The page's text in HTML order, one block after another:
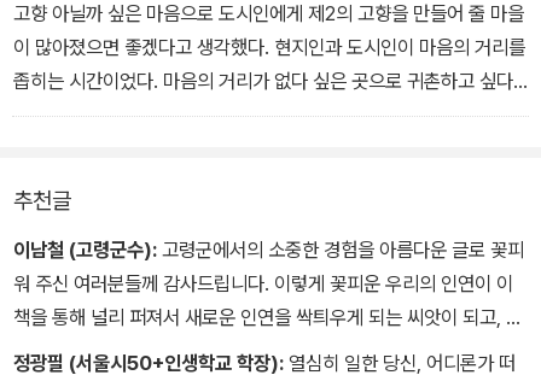
고향 아닐까 싶은 마음으로 도시인에게 제2의 고향을 만들어 줄 마을
이 많아졌으면 좋겠다고 생각했다. 현지인과 도시인이 마음의 거리를
좁히는 시간이었다. 마음의 거리가 없다 싶은 곳으로 귀촌하고 싶다.
공기 좋은 자연에서 다시 하늘 바다에 빠지고 싶고 세상 부러울 것 없
추천글
이남철 (고령군수): 고령군에서의 소중한 경험을 아름다운 글로 꽃피
워 주신 여러분들께 감사드립니다. 이렇게 꽃피운 우리의 인연이 이
책을 통해 널리 퍼져서 새로운 인연을 싹틔우게 되는 씨앗이 되고, 새
롭게 싹튼 인연들이 모여, 꺼져가는 지방의 불꽃을 살릴 수 있게 되기
정광필 (서울시50+인생학교 학장): 열심히 일한 당신, 어디론가 떠